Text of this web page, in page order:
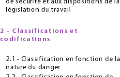
de sécurité et aux dispositions de la
législation du travail
2 - Classifications et
codifications
2.1 - Classification en fonction de la
nature du danger